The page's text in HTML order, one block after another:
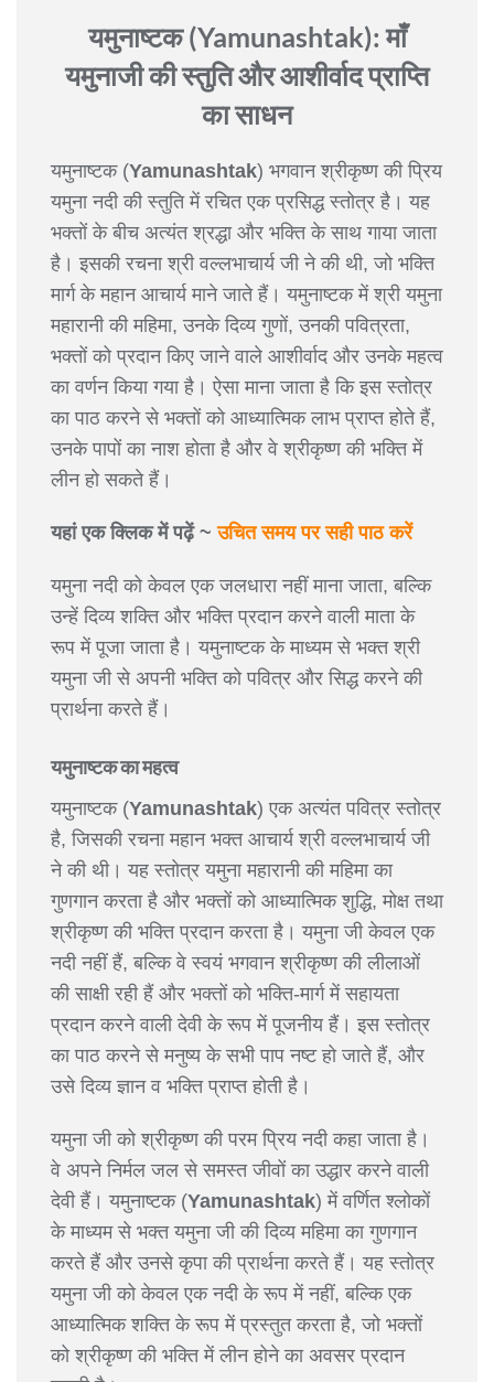
यमुनाष्टक (Yamunashtak): माँ
यमुनाजी की स्तुति और आशीर्वाद प्राप्ति
का साधन
यमुनाष्टक (Yamunashtak) भगवान श्रीकृष्ण की प्रिय
यमुना नदी की स्तुति में रचित एक प्रसिद्ध स्तोत्र है। यह
भक्तों के बीच अत्यंत श्रद्धा और भक्ति के साथ गाया जाता
है। इसकी रचना श्री वल्लभाचार्य जी ने की थी, जो भक्ति
मार्ग के महान आचार्य माने जाते हैं। यमुनाष्टक में श्री यमुना
महारानी की महिमा, उनके दिव्य गुणों, उनकी पवित्रता,
भक्तों को प्रदान किए जाने वाले आशीर्वाद और उनके महत्व
का वर्णन किया गया है। ऐसा माना जाता है कि इस स्तोत्र
का पाठ करने से भक्तों को आध्यात्मिक लाभ प्राप्त होते हैं,
उनके पापों का नाश होता है और वे श्रीकृष्ण की भक्ति में
लीन हो सकते हैं।
यहां एक क्लिक में पढ़ें ~उचित समय पर सही पाठ करें
यमुना नदी को केवल एक जलधारा नहीं माना जाता, बल्कि
उन्हें दिव्य शक्ति और भक्ति प्रदान करने वाली माता के
रूप में पूजा जाता है। यमुनाष्टक के माध्यम से भक्त श्री
यमुना जी से अपनी भक्ति को पवित्र और सिद्ध करने की
प्रार्थना करते हैं।
यमुनाष्टक का महत्व
यमुनाष्टक (Yamunashtak) एक अत्यंत पवित्र स्तोत्र
है, जिसकी रचना महान भक्त आचार्य श्री वल्लभाचार्य जी
ने की थी। यह स्तोत्र यमुना महारानी की महिमा का
गुणगान करता है और भक्तों को आध्यात्मिक शुद्धि, मोक्ष तथा
श्रीकृष्ण की भक्ति प्रदान करता है। यमुना जी केवल एक
नदी नहीं हैं, बल्कि वे स्वयं भगवान श्रीकृष्ण की लीलाओं
की साक्षी रही हैं और भक्तों को भक्ति-मार्ग में सहायता
प्रदान करने वाली देवी के रूप में पूजनीय हैं। इस स्तोत्र
का पाठ करने से मनुष्य के सभी पाप नष्ट हो जाते हैं, और
उसे दिव्य ज्ञान व भक्ति प्राप्त होती है।
यमुना जी को श्रीकृष्ण की परम प्रिय नदी कहा जाता है।
वे अपने निर्मल जल से समस्त जीवों का उद्धार करने वाली
देवी हैं। यमुनाष्टक (Yamunashtak) में वर्णित श्लोकों
के माध्यम से भक्त यमुना जी की दिव्य महिमा का गुणगान
करते हैं और उनसे कृपा की प्रार्थना करते हैं। यह स्तोत्र
यमुना जी को केवल एक नदी के रूप में नहीं, बल्कि एक
आध्यात्मिक शक्ति के रूप में प्रस्तुत करता है, जो भक्तों
को श्रीकृष्ण की भक्ति में लीन होने का अवसर प्रदान